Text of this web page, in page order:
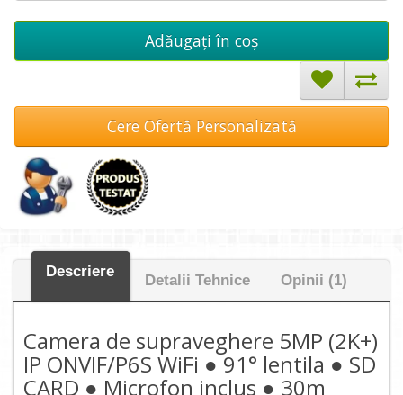
Adăugați în coş
Cere Ofertă Personalizată
Descriere
Detalii Tehnice Opinii (1)
Camera de supraveghere 5MP (2K+)
IP ONVIF/P6S WiFi ● 91° lentila ● SD
CARD ● Microfon inclus ● 30m